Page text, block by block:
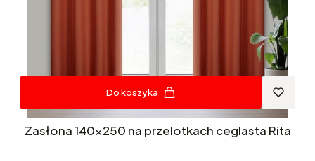
Do koszyka
Zasłona 140x250 na przelotkach ceglasta Rita